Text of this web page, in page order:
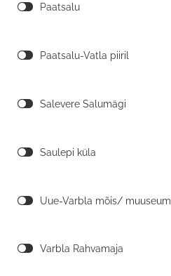
Paatsalu
Paatsalu-Vatla piiril
Salevere Salumägi
Saulepi küla
Uue-Varbla mõis/ muuseum
Varbla Rahvamaja